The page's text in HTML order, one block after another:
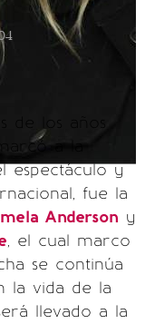
de los años
a la
espectáculo y
fue la
Anderson y
, el cual marco
se continúa
la vida de la
llevado a la